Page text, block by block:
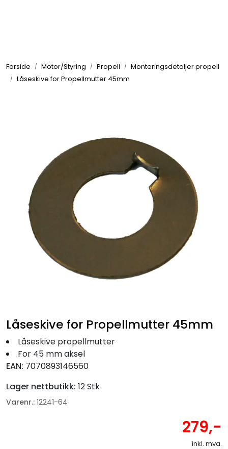
Forside Motor/Styring Propell
Monteringsdetaljer propell
Låseskive for Propellmutter 45mm
Låseskive for Propellmutter 45mm
Låseskive propellmutter
For 45 mm aksel
EAN: 7070893146560
Lager nettbutikk: 12 Stk
Varenr.: 12241-64
279,-
inkl. mva.
Elektrisk
VVS
Motor/Styring
Fortøyning
Fritid/Sikkerhet
Seil
Nyheter